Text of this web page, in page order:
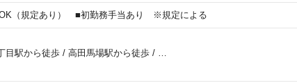
（規定あり） ■初勤務手当あり ※規定による
目駅から徒歩/ 高田馬場駅から徒歩/ …